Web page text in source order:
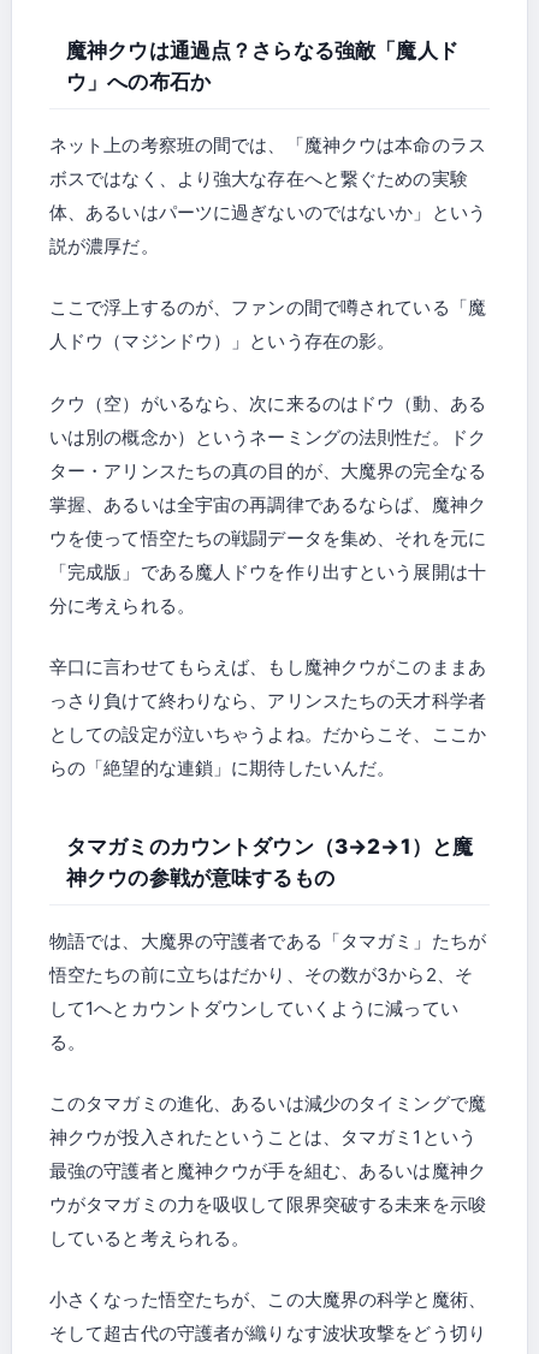
魔神クウは通過点？さらなる強敵「魔人ド
ウ」への布石か
ネット上の考察班の間では、「魔神クウは本命のラス
ボスではなく、より強大な存在へと繋ぐための実験
体、あるいはパーツに過ぎないのではないか」という
説が濃厚だ。
ここで浮上するのが、ファンの間で噂されている「魔
人ドウ（マジンドウ）」という存在の影。
クウ（空）がいるなら、次に来るのはドウ（動、ある
いは別の概念か）というネーミングの法則性だ。ドク
ター・アリンスたちの真の目的が、大魔界の完全なる
掌握、あるいは全宇宙の再調律であるならば、魔神ク
ウを使って悟空たちの戦闘データを集め、それを元に
「完成版」である魔人ドウを作り出すという展開は十
分に考えられる。
辛口に言わせてもらえば、もし魔神クウがこのままあ
っさり負けて終わりなら、アリンスたちの天才科学者
としての設定が泣いちゃうよね。だからこそ、ここか
らの「絶望的な連鎖」に期待したいんだ。
タマガミのカウントダウン（3→2→1）と魔
神クウの参戦が意味するもの
物語では、大魔界の守護者である「タマガミ」たちが
悟空たちの前に立ちはだかり、その数が3から2、そ
して1へとカウントダウンしていくように減ってい
る。
このタマガミの進化、あるいは減少のタイミングで魔
神クウが投入されたということは、タマガミ1という
最強の守護者と魔神クウが手を組む、あるいは魔神ク
ウがタマガミの力を吸収して限界突破する未来を示唆
していると考えられる。
小さくなった悟空たちが、この大魔界の科学と魔術、
そして超古代の守護者が織りなす波状攻撃をどう切り